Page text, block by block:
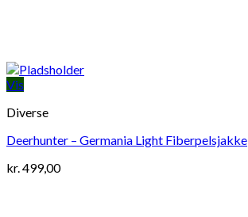
Vis
Diverse
Deerhunter – Germania Light Fiberpelsjakke
kr.499,00